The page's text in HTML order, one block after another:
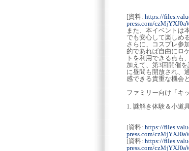
[資料: https://
press.com/
また、本イベントは
でも安心して楽しめ
さらに、コスプレ参
的であれば自由にロ
トを利用できる点も
加えて、第3回開催
に昼間も開放され、
感できる貴重な機会
ファミリー向け「キ
1. 謎解き体験＆小道
[資料: https://
press.com/
[資料: https://
press.com/